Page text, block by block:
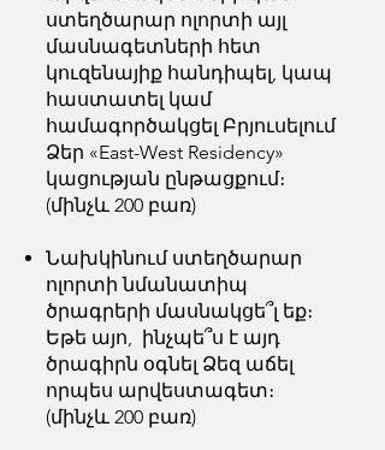
ստեղծարար ոլորտի այլ
մասնագետների հետ
կուզենայիք հանդիպել, կապ
հաստատել կամ
համագործակցել Բրյուսելում
Ձեր «East-West Residency»
կացության ընթացքում։
(մինչև 200 բառ)
Նախկինում ստեղծարար
ոլորտի նմանատիպ
ծրագրերի մասնակցե՞լ եք։
Եթե այո, ինչպե՞ս է այդ
ծրագիրն օգնել Ձեզ աճել
որպես արվեստագետ։
(մինչև 200 բառ)